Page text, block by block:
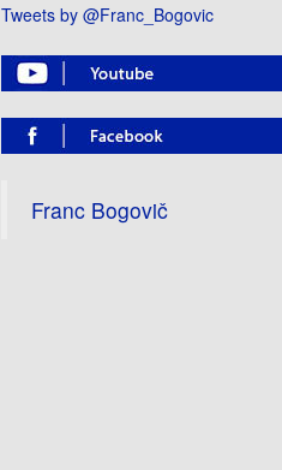
Tweets by @Franc_Bogovic
Franc Bogovič